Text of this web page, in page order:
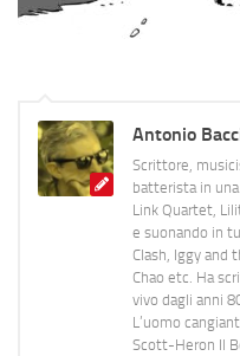
Antonio
Scrittore,
batterista in
Link Quartet,
e suonando in
Clash, Iggy and
Chao etc. Ha
vivo dagli anni
L’uomo
Scott-Heron Il